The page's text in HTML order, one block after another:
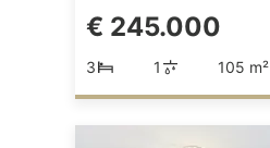
€ 245.000
3 1 105 m²